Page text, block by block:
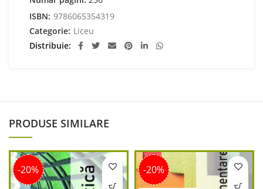
ISBN: 9786065354319
Categorie: Liceu
Distribuie
PRODUSE SIMILARE
-20% -20%